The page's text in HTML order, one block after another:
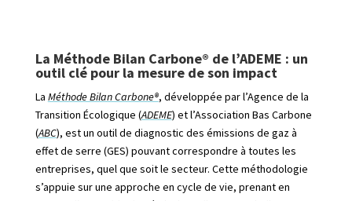
La Méthode Bilan Carbone® de l’ADEME : un
outil clé pour la mesure de son impact
La Méthode Bilan Carbone®, développée par l’Agence de la
Transition Écologique (ADEME) et l’Association Bas Carbone
(ABC), est un outil de diagnostic des émissions de gaz à
effet de serre (GES) pouvant correspondre à toutes les
entreprises, quel que soit le secteur. Cette méthodologie
s’appuie sur une approche en cycle de vie, prenant en